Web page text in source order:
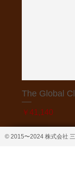
The Global
価格
￥41,140
© 2015〜2024 株式会社